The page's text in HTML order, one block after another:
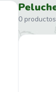
0 productos